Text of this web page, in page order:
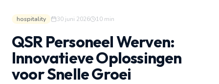
hospitality 30 juni 2026 10 min
QSR Personeel Werven:
Innovatieve Oplossingen
voor Snelle Groei